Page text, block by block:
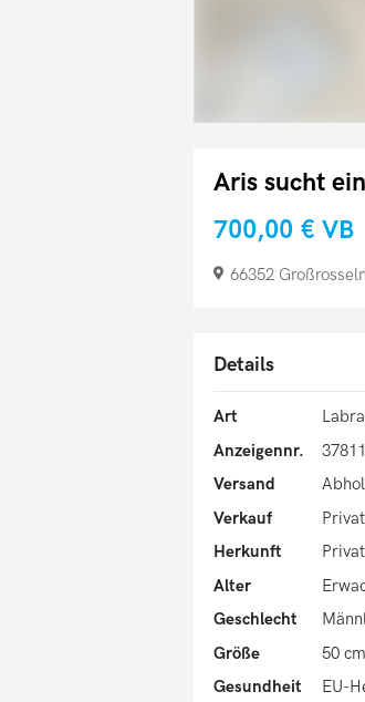
Aris sucht
700,00 € VB
66352 Großrosseln
Details
Art
Anzeigennr.
Versand
Verkauf
Privat
Herkunft
Privat
Alter
Geschlecht
Größe
50 cm
Gesundheit
EU-